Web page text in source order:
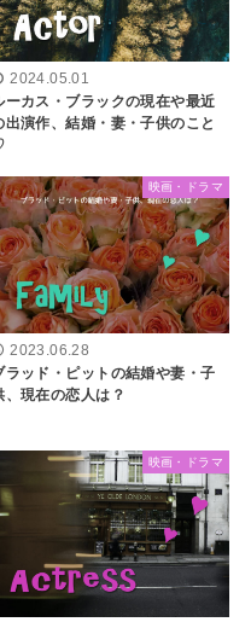
2024.05.01
ーカス・ブラックの現在や最近
出演作、結婚・妻・子供のこと
映画・ドラマ
2023.06.28
ラッド・ピットの結婚や妻・子
、現在の恋人は？
映画・ドラマ